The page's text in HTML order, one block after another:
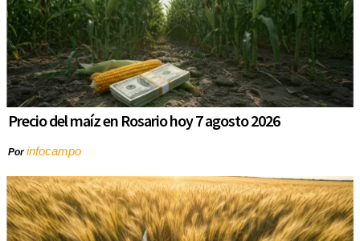
Precio del maíz en Rosario hoy 7 agosto 2026
Porinfocampo